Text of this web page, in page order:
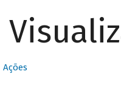
Ações